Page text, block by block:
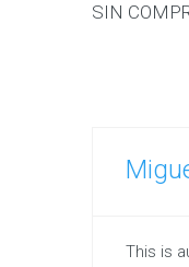
SIN
This is